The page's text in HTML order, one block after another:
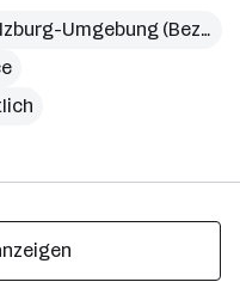
Umgebung (Bezirk)